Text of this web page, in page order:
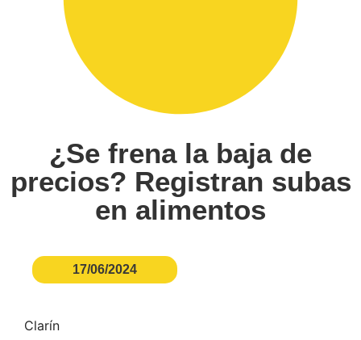
¿Se frena la baja de
precios? Registran subas
en alimentos
17/06/2024
Clarín